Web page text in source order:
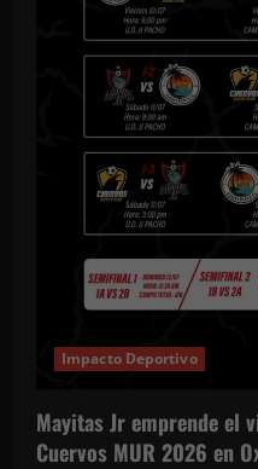
Impacto Deportivo
Mayitas Jr emprende el
Cuervos MUR 2026 en